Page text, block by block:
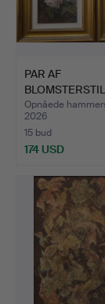
PAR AF
OLIE PÅ
Opnåede
2026
15 bud
174 USD